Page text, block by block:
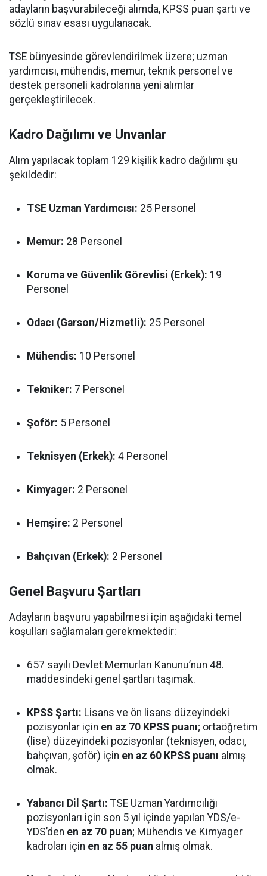
adayların başvurabileceği alımda, KPSS puan şartı ve
sözlü sınav esası uygulanacak.
TSE bünyesinde görevlendirilmek üzere; uzman
yardımcısı, mühendis, memur, teknik personel ve
destek personeli kadrolarına yeni alımlar
gerçekleştirilecek.
Kadro Dağılımı ve Unvanlar
Alım yapılacak toplam 129 kişilik kadro dağılımı şu
şekildedir:
TSE Uzman Yardımcısı: 25 Personel
Memur: 28 Personel
Koruma ve Güvenlik Görevlisi (Erkek): 19
Personel
Odacı (Garson/Hizmetli): 25 Personel
Mühendis: 10 Personel
Tekniker: 7 Personel
Şoför: 5 Personel
Teknisyen (Erkek): 4 Personel
Kimyager: 2 Personel
Hemşire: 2 Personel
Bahçıvan (Erkek): 2 Personel
Genel Başvuru Şartları
Adayların başvuru yapabilmesi için aşağıdaki temel
koşulları sağlamaları gerekmektedir:
657 sayılı Devlet Memurları Kanunu’nun 48.
maddesindeki genel şartları taşımak.
KPSS Şartı: Lisans ve ön lisans düzeyindeki
pozisyonlar için en az 70 KPSS puanı; ortaöğretim
(lise) düzeyindeki pozisyonlar (teknisyen, odacı,
bahçıvan, şoför) için en az 60 KPSS puanı almış
olmak.
Yabancı Dil Şartı: TSE Uzman Yardımcılığı
pozisyonları için son 5 yıl içinde yapılan YDS/e-
YDS’den en az 70 puan; Mühendis ve Kimyager
kadroları için en az 55 puan almış olmak.